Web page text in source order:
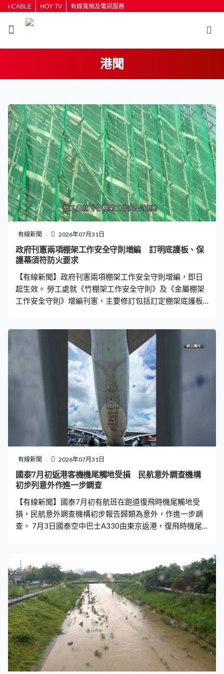
i-CABLE HOY TV 有線寬頻及電訊服務
港聞
有線新聞 2026年07月31日
政府刊憲兩項棚架工作安全守則增編 訂明底護板、保
護幕須符防火要求
【有線新聞】政府刊憲兩項棚架工作安全守則增編，即日
起生效。 勞工處就《竹棚架工作安全守則》及《金屬棚架
工作安全守則》增編刊憲，主要修訂包括訂定棚架底護板
的設計須符合屋宇署要求，確保有足夠阻燃效能。勞工處
稱守則為承建商提供實務指引，具有特殊法律地位，如有
人不遵從，法庭可參考用以裁定是否觸犯相關職安健法
有線新聞 2026年07月31日
國泰7月初返港客機機尾觸地受損 民航意外調查機構
初步列意外作進一步調查
【有線新聞】國泰7月初有航班在跑道復飛時機尾觸地受
損，民航意外調查機構初步報告歸類為意外，作進一步調
查。 7月3日國泰空中巴士A330由東京返港，復飛時機尾
處受損、後貨艙地板多處橫樑和支柱斷裂、後壓力隔板底
有10吋長的裂痕。 國泰已通報民航意外調查機構，按規例
將事件歸類為意外，調查小組已跟機組人員面談，收集飛
行數據、駕駛艙錄音等分析調查，防範同類意外再發生。